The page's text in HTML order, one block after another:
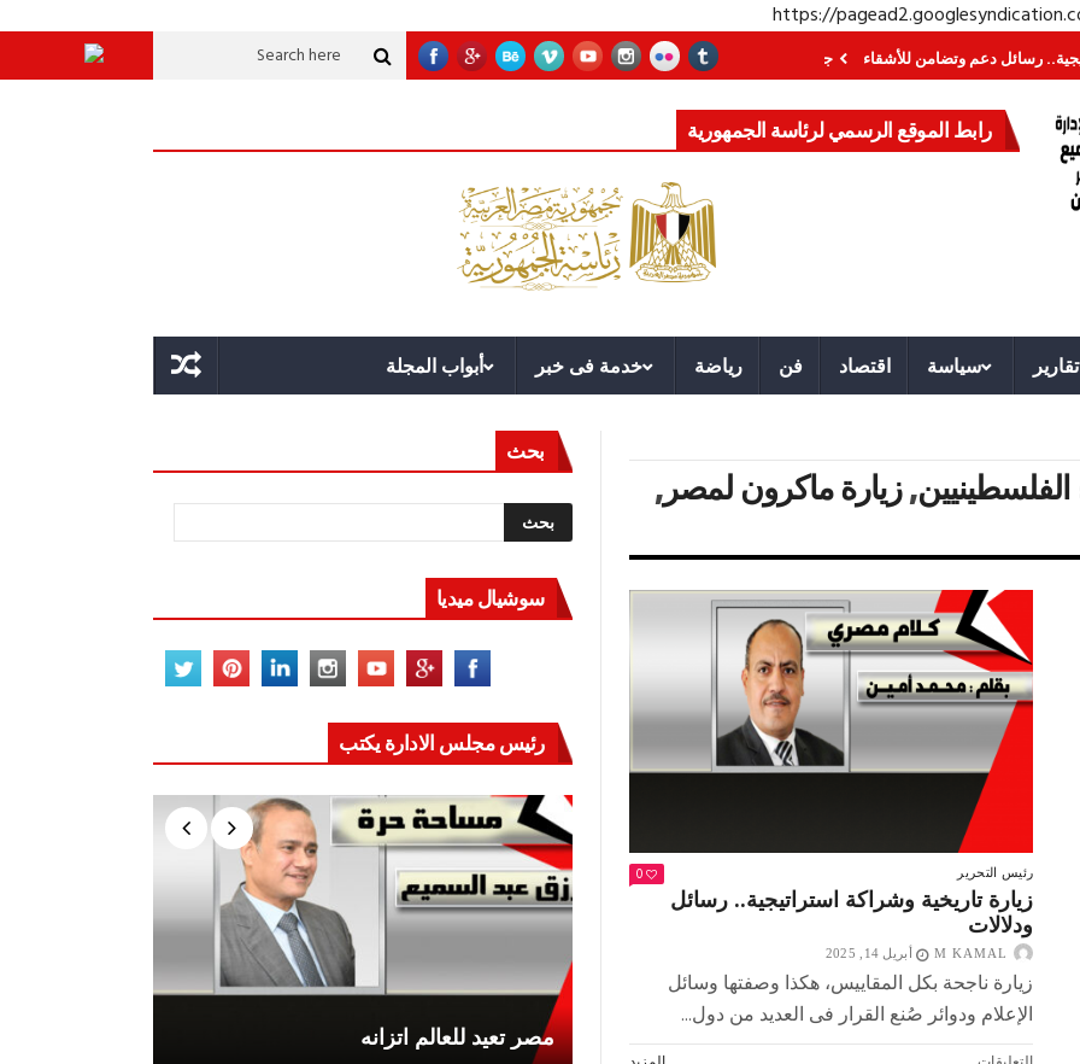
https://
دعم وتضامن للأشقاء جهاز مستقبل مصر نموذجا.. لماذا تُنشئ الدول كيانات تنموية عملاقة؟ قوة الدولة.. عندما يصبح التخطيط خط الدفاع الأول
رابط الموقع الرسمي لرئاسة الجمهورية
تقارير سياسة اقتصاد فن رياضة خدمة فى خبر أبواب المجلة
,زيارة ماكرون لمصر,
رئيس التحرير 0
زيارة تاريخية وشراكة استراتيجية.. رسائل
ودلالات
M KAMAL أبريل 14, 2025
زيارة ناجحة بكل المقاييس، هكذا وصفتها وسائل
الإعلام ودوائر صُنع القرار فى العديد من دول...
على
بحث
سوشيال ميديا
رئيس مجلس الادارة يكتب
مصر تعيد للعالم اتزانه أكتوبر «النصر» و«المجلة»